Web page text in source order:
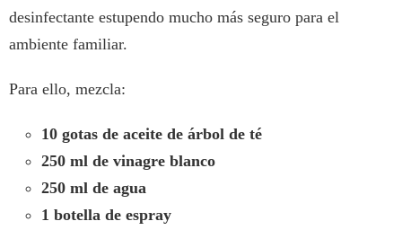
desinfectante estupendo mucho más seguro para el
ambiente familiar.
Para ello, mezcla:
10 gotas de aceite de árbol de té
250 ml de vinagre blanco
250 ml de agua
1 botella de espray